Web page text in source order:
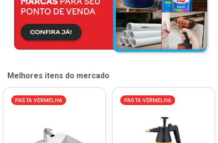
Melhores itens do mercado
PASTA VERMELHA PASTA VERMELHA